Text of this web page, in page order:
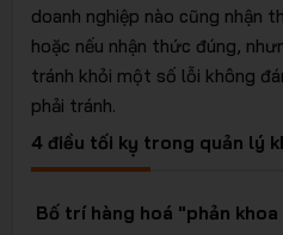
doanh nghiệp nào cũng nhận
hoặc nếu nhận thức đúng,
tránh khỏi một số lỗi không
phải tránh.
4 điều tối kỵ trong quản lý
Bố trí hàng hoá "phản khoa